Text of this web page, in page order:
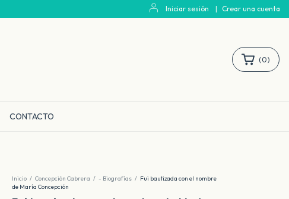
Iniciar sesión | Crear una cuenta
(0)
CONTACTO
Inicio / Concepción Cabrera / - Biografías / Fui bautizada con el nombre
de María Concepción